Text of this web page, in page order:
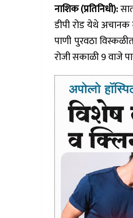
नाशिक (प्रतिनिधी):
डीपी रोड येथे
पाणी पुरवठा
रोजी सकाळी 9 वाजे